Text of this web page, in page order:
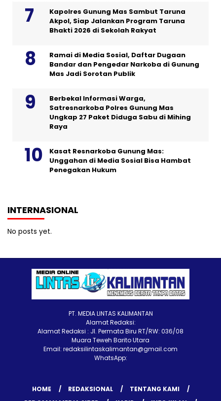
Kapolres Gunung Mas Sambut Taruna
Akpol, Siap Jalankan Program Taruna
Bhakti 2026 di Sekolah Rakyat
Ramai di Media Sosial, Daftar Dugaan
Bandar dan Pengedar Narkoba di Gunung
Mas Jadi Sorotan Publik
Berbekal Informasi Warga,
Satresnarkoba Polres Gunung Mas
Ungkap 27 Paket Diduga Sabu di Mihing
Raya
Kasat Resnarkoba Gunung Mas:
Unggahan di Media Sosial Bisa Hambat
Penegakan Hukum
INTERNASIONAL
No posts yet.
PT. MEDIA LINTAS KALIMANTAN
Alamat Redaksi:
Alamat Redaksi : Jl. Permata Biru RT/RW: 036/08
Muara Teweh Barito Utara
Email: redaksilintaskalimantan@gmail.com
WhatsApp:
HOME REDAKSIONAL
TENTANG KAMI